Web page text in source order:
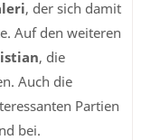
, der sich damit
Auf den weiteren
, die
Auch die
Partien
bei.